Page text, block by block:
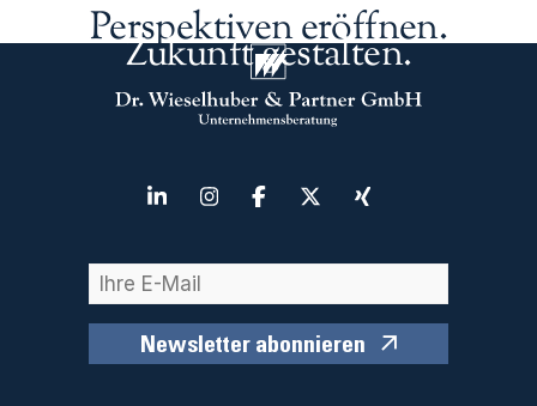
Newsletter abonnieren
Perspektiven eröffnen.
Zukunft gestalten.